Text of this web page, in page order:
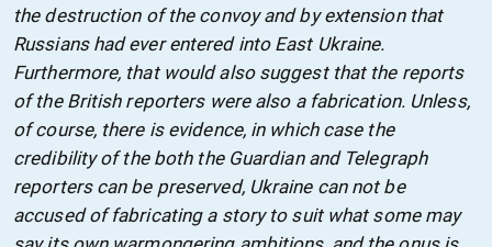
the destruction of the convoy and by extension that
Russians had ever entered into East Ukraine.
Furthermore, that would also suggest that the reports
of the British reporters were also a fabrication. Unless,
of course, there is evidence, in which case the
credibility of the both the Guardian and Telegraph
reporters can be preserved, Ukraine can not be
accused of fabricating a story to suit what some may